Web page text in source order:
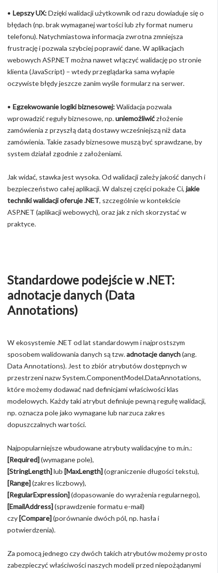
• Lepszy UX:Dzięki walidacji użytkownik od razu dowiaduje się o
błędach (np. brak wymaganej wartości lub zły format numeru
telefonu). Natychmiastowa informacja zwrotna zmniejsza
frustrację i pozwala szybciej poprawić dane. W aplikacjach
webowych ASP.NET można nawet włączyć walidację po stronie
klienta (JavaScript) – wtedy przeglądarka sama wyłapie
oczywiste błędy jeszcze zanim wyśle formularz na serwer.
• Egzekwowanie logiki biznesowej:Walidacja pozwala
wprowadzić reguły biznesowe, np.uniemożliwićzłożenie
zamówienia z przyszłą datą dostawy wcześniejszą niż data
zamówienia. Takie zasady biznesowe muszą być sprawdzane, by
system działał zgodnie z założeniami.
Jak widać, stawka jest wysoka. Od walidacji zależy jakość danych i
bezpieczeństwo całej aplikacji. W dalszej części pokaże Ci, jakie
techniki walidacji oferuje .NET, szczególnie w kontekście
ASP.NET (aplikacji webowych), oraz jak z nich skorzystać w
praktyce.
Standardowe podejście w .NET:
adnotacje danych (Data
Annotations)
W ekosystemie .NET od lat standardowym i najprostszym
sposobem walidowania danych są tzw.adnotacje danych(ang.
Data Annotations). Jest to zbiór atrybutów dostępnych w
przestrzeni nazw System.ComponentModel.DataAnnotations,
które możemy dodawać nad definicjami właściwości klas
modelowych. Każdy taki atrybut definiuje pewną regułę walidacji,
np. oznacza pole jako wymagane lub narzuca zakres
dopuszczalnych wartości.
Najpopularniejsze wbudowane atrybuty walidacyjne to m.in.:
[Required](wymagane pole),
[StringLength]lub [MaxLength](ograniczenie długości tekstu),
[Range](zakres liczbowy),
[RegularExpression](dopasowanie do wyrażenia regularnego),
[EmailAddress](sprawdzenie formatu e-mail)
czy[Compare](porównanie dwóch pól, np. hasła i
potwierdzenia).
Za pomocą jednego czy dwóch takich atrybutów możemy prosto
zabezpieczyć właściwości naszych modeli przed niepożądanymi